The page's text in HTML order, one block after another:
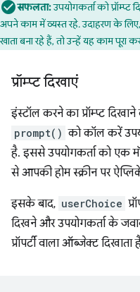
सफलता:उपयोगकर्ता को
अपने काम में व्यस्त रहे. उदाहरण के
खाता बना रहे हैं, तो उन्हें यह काम
प्रॉम्प्ट दिखाएं
इंस्टॉल करने का प्रॉम्प्ट
prompt() को कॉल करें
है. इससे उपयोगकर्ता को एक
से आपकी होम स्क्रीन पर
इसके बाद, userChoice
दिखने और उपयोगकर्ता के
प्रॉपर्टी वाला ऑब्जेक्ट दिखाता